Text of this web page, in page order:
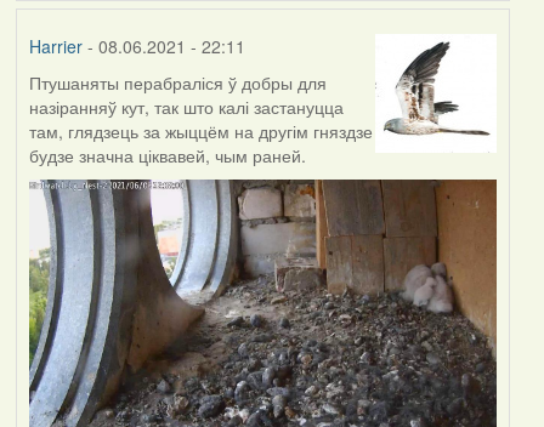
Harrier- 08.06.2021 - 22:11
Птушаняты перабраліся ў добры для
назіранняў кут, так што калі застануцца
там, глядзець за жыццём на другім гняздзе
будзе значна ціквавей, чым раней.